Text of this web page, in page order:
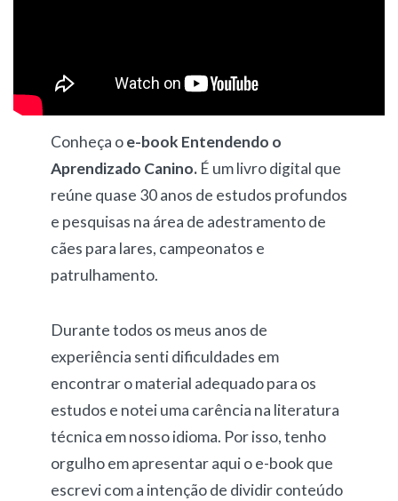
Conheça oe-book Entendendo o
Aprendizado Canino.É um livro digital que
reúne quase 30 anos de estudos profundos
e pesquisas na área de adestramento de
cães para lares, campeonatos e
patrulhamento.
Durante todos os meus anos de
experiência senti dificuldades em
encontrar o material adequado para os
estudos e notei uma carência na literatura
técnica em nosso idioma. Por isso, tenho
orgulho em apresentar aqui o e-book que
escrevi com a intenção de dividir conteúdo